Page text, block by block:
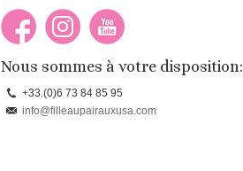
Nous sommes à votre disposition:
+33.(0)6 73 84 85 95
info@filleaupairauxusa.com